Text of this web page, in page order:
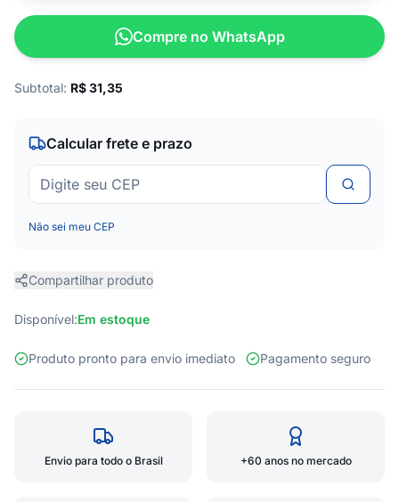
Compre no WhatsApp
Subtotal: R$31,35
Calcular frete e prazo
Não sei meu CEP
Compartilhar produto
Disponível:Em estoque
Produto pronto para envio imediato Pagamento seguro
Envio para todo o Brasil +60 anos no mercado